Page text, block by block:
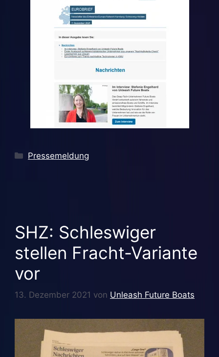
Kategorien
Pressemeldung
SHZ: Schleswiger
stellen Fracht-Variante
vor
13. Dezember 2021 von Unleash Future Boats